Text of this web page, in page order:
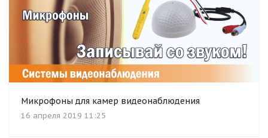
Микрофоны для камер видеонаблюдения
16 апреля 2019 11:25